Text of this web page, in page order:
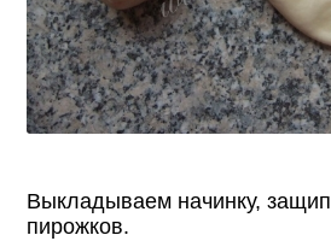
Выкладываем начинку,
пирожков.